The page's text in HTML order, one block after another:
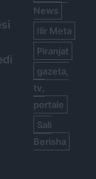
News
Ilir Meta
Piranjat
gazeta,
tv,
portale
Sali
Berisha